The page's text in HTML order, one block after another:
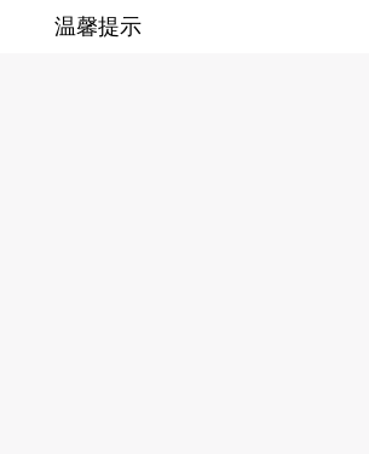
温馨提示